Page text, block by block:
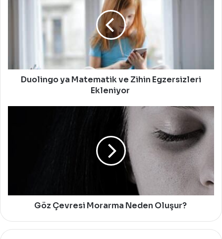
Matematik
Duolingo ya Matematik ve Zihin Egzersizleri
Ekleniyor
Göz Çevresi Morarma Neden Oluşur?